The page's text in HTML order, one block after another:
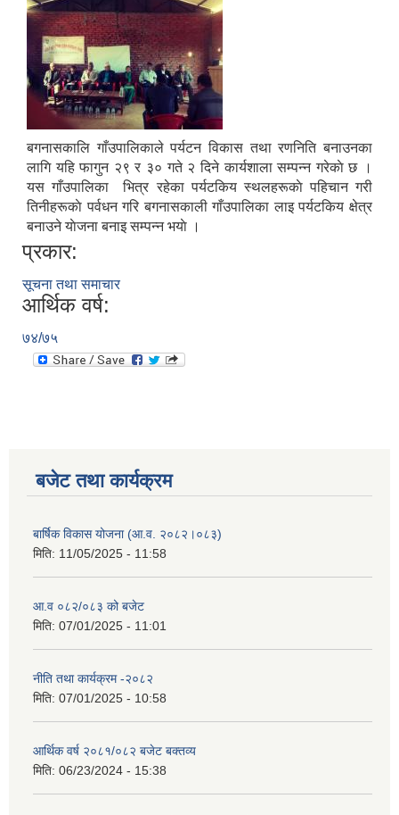
बगनासकालि गाँउपालिकाले पर्यटन विकास तथा रणनिति बनाउनका
लागि यहि फागुन २९ र ३० गते २ दिने कार्यशाला सम्पन्न गरेकाे छ ।
यस गाँउपालिका भित्र रहेका पर्यटकिय स्थलहरूकाे पहिचान गरी
तिनीहरूकाे पर्वधन गरि बगनासकाली गाँउपालिका लाइ पर्यटकिय क्षेत्र
बनाउने याेजना बनाइ सम्पन्न भयाे ।
प्रकार:
सूचना तथा समाचार
आर्थिक वर्ष:
७४/७५
बजेट तथा कार्यक्रम
बार्षिक विकास योजना (आ.व. २०८२।०८३)
मिति: 11/05/2025 - 11:58
आ.व ०८२/०८३ को बजेट
मिति: 07/01/2025 - 11:01
नीति तथा कार्यक्रम -२०८२
मिति: 07/01/2025 - 10:58
आर्थिक वर्ष २०८१/०८२ बजेट बक्तव्य
मिति: 06/23/2024 - 15:38